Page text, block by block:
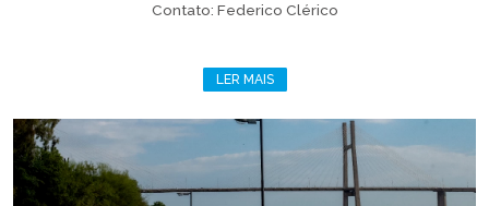
Contato: Federico Clérico
LER MAIS